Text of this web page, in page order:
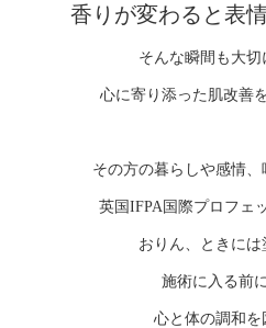
香りが変わると表
そんな瞬間も大切
心に寄り添った肌改善
その方の暮らしや感情
英国IFPA国際プロフェ
おりん、ときには
施術に入る前
心と体の調和を